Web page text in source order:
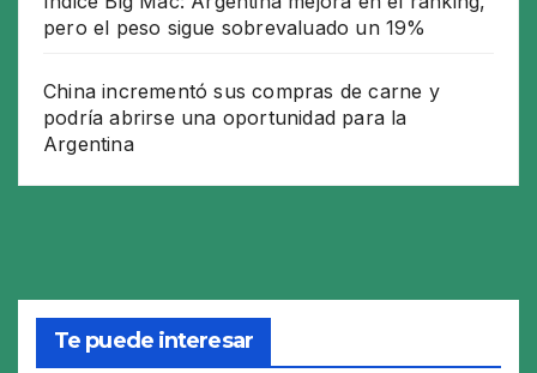
pero el peso sigue sobrevaluado un 19%
China incrementó sus compras de carne y
podría abrirse una oportunidad para la
Argentina
Te puede interesar